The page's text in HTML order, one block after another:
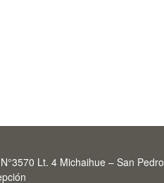
Lt. 4 Michaihue – San Pedro